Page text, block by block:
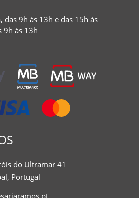
das 9h às 13h e das 15h às
9h às 13h
do Ultramar 41
Portugal